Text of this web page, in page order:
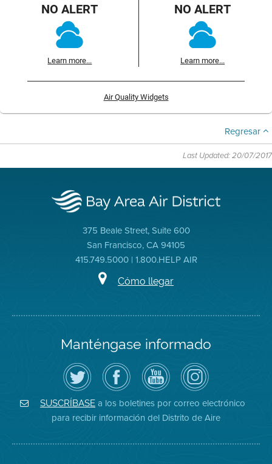
NO ALERT
Learn more...
NO ALERT
Learn more...
Air Quality Widgets
Regresar
Last Updated: 20/07/2017
375 Beale Street, Suite 600
San Francisco, CA 94105
415.749.5000 | 1.800.HELP AIR
Cómo llegar
Manténgase informado
Siga
el
Distrito
de
Aire
en
Twitter
Visite
la
página
de
Facebook
del
Distrito
Canal
de
YouTube
del
Distrito
de
Aire
Air
District
on
Instagram
SUSCRÍBASE a los boletines por correo electrónico
para recibir información del Distrito de Aire